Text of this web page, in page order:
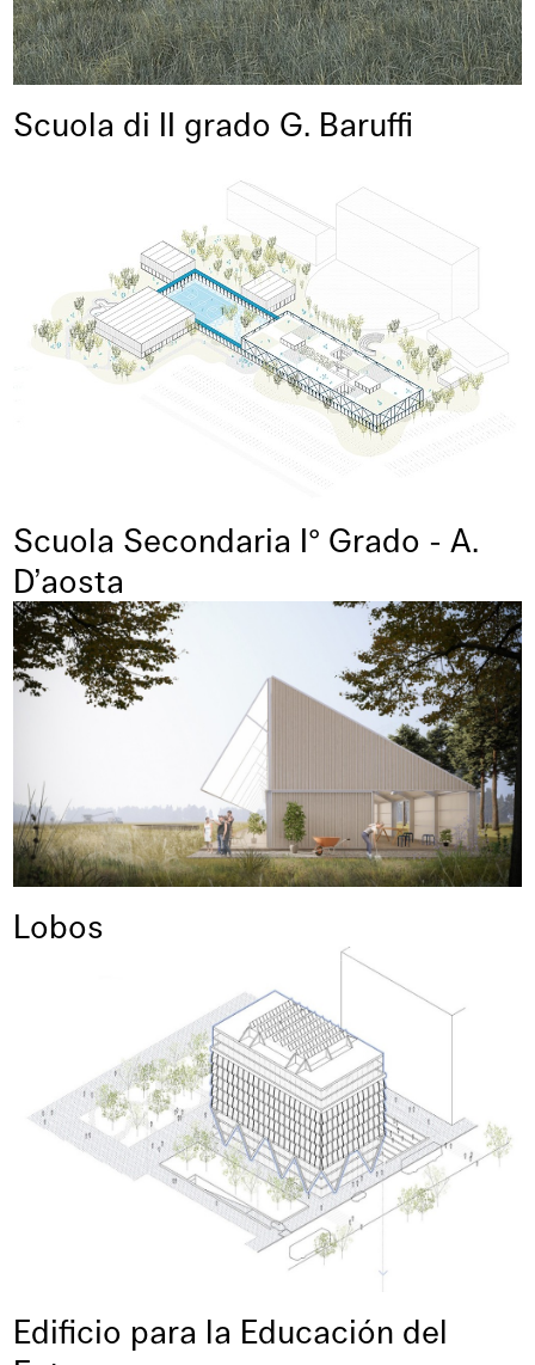
Scuola di II grado G. Baruffi
Scuola Secondaria I° Grado - A.
D’aosta
Lobos
Edificio para la Educación del